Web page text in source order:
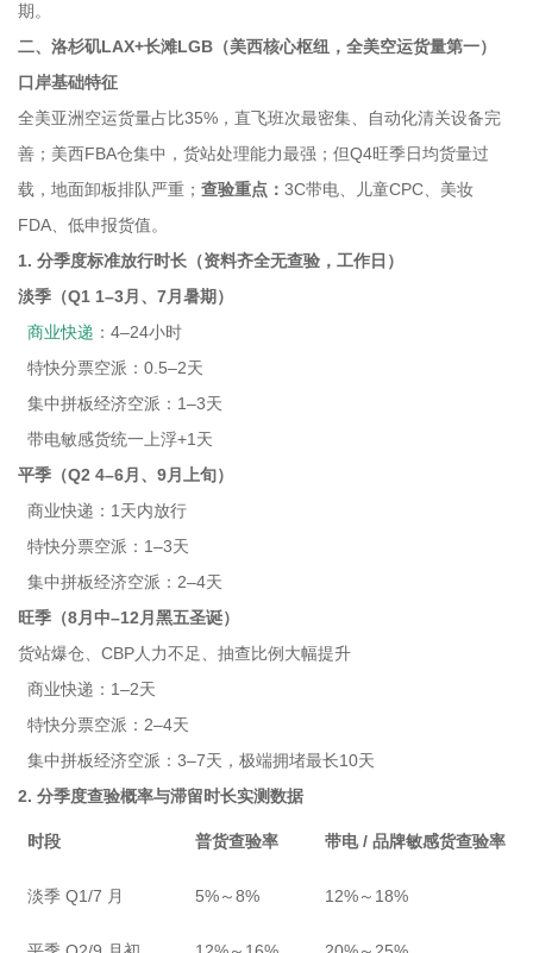
期。
二、洛杉矶LAX+长滩LGB（美西核心枢纽，全美空运货量第一）
口岸基础特征
全美亚洲空运货量占比35%，直飞班次最密集、自动化清关设备完
善；美西FBA仓集中，货站处理能力最强；但Q4旺季日均货量过
载，地面卸板排队严重； 查验重点： 3C带电、儿童CPC、美妆
FDA、低申报货值。
1. 分季度标准放行时长（资料齐全无查验，工作日）
淡季（Q1 1–3月、7月暑期）
商业快递 ：4–24小时
特快分票空派：0.5–2天
集中拼板经济空派：1–3天
带电敏感货统一上浮+1天
平季（Q2 4–6月、9月上旬）
商业快递：1天内放行
特快分票空派：1–3天
集中拼板经济空派：2–4天
旺季（8月中–12月黑五圣诞）
货站爆仓、CBP人力不足、抽查比例大幅提升
商业快递：1–2天
特快分票空派：2–4天
集中拼板经济空派：3–7天，极端拥堵最长10天
2. 分季度查验概率与滞留时长实测数据
时段 普货查验率 带电 / 品牌敏感货查验率
淡季 Q1/7 月 5%～8% 12%～18%